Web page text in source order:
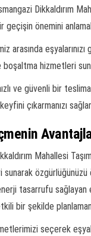
Dikkaldırım
geçişin önemini
arasında
hizmetleri
ve güvenli bir
keyfini çıkarmanızı
Mahallesi
tasarrufu
bir şekilde
seçerek